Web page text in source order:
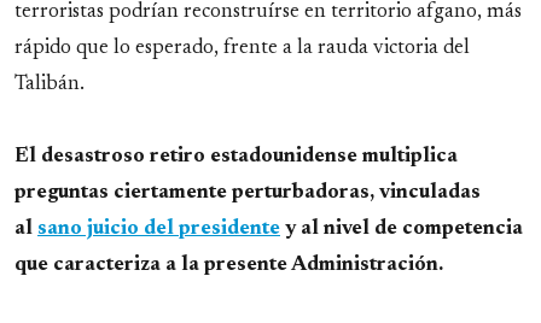
terroristas podrían reconstruírse en territorio afgano, más
rápido que lo esperado, frente a la rauda victoria del
Talibán.
El desastroso retiro estadounidense multiplica
preguntas ciertamente perturbadoras, vinculadas
al sano juicio del presidente y al nivel de competencia
que caracteriza a la presente Administración.